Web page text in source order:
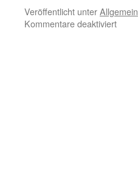
Veröffentlicht unterAllgemein
Kommentare deaktiviertfür